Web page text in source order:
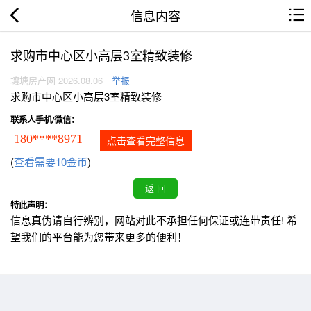
信息内容
求购市中心区小高层3室精致装修
壤塘房产网 2026.08.06 举报
求购市中心区小高层3室精致装修
联系人手机/微信：
180****8971 点击查看完整信息
(查看需要10金币)
特此声明：
信息真伪请自行辨别，网站对此不承担任何保证或连带责任! 希
望我们的平台能为您带来更多的便利！